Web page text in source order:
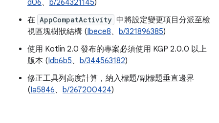
d06、 b/264321145)
在 AppCompatActivity 中將設定變更項目分派至檢
視區塊樹狀結構 (Ibece8、 b/321896385)
使用 Kotlin 2.0 發布的專案必須使用 KGP 2.0.0 以上
版本 (Idb6b5、 b/344563182)
修正工具列高度計算，納入標題/副標題垂直邊界
(Ia5846、 b/267200424)